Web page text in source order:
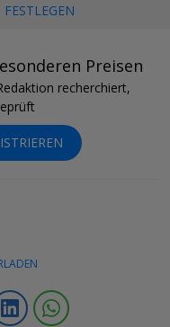
Preisen
recherchiert,
PinterestLinkedIn